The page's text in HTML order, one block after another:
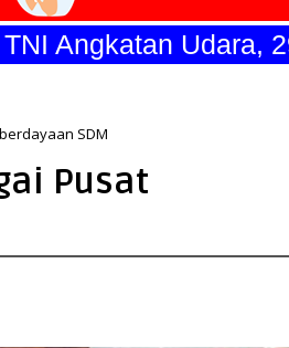
Angkatan Udara, 29
SDM
Pusat